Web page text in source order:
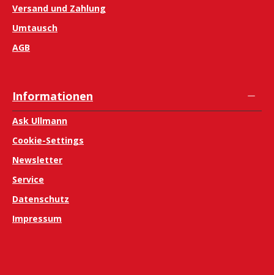
Versand und Zahlung
Umtausch
AGB
Informationen
Ask Ullmann
Cookie-Settings
Newsletter
Service
Datenschutz
Impressum